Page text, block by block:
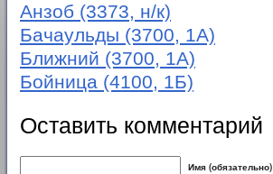
Анзоб (3373, н/к)
Бачаульды (3700, 1А)
Ближний (3700, 1А)
Бойница (4100, 1Б)
Оставить комментарий
Имя (обязательно)